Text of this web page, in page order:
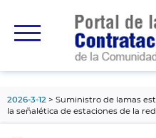
principal
2026-3-12
Suministro de lamas
la señalética de estaciones de la